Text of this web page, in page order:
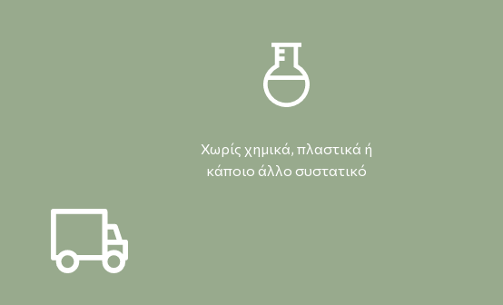
Χωρίς χημικά, πλαστικά ή
κάποιο άλλο συστατικό